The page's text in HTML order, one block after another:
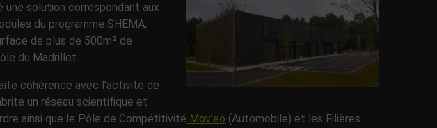
une solution correspondant aux
du programme SHEMA,
de plus de 500m² de
du Madrillet.
cohérence avec l’activité de
un réseau scientifique et
ainsi que le Pôle de Compétitivité Mov’eo (Automobile) et les Filières